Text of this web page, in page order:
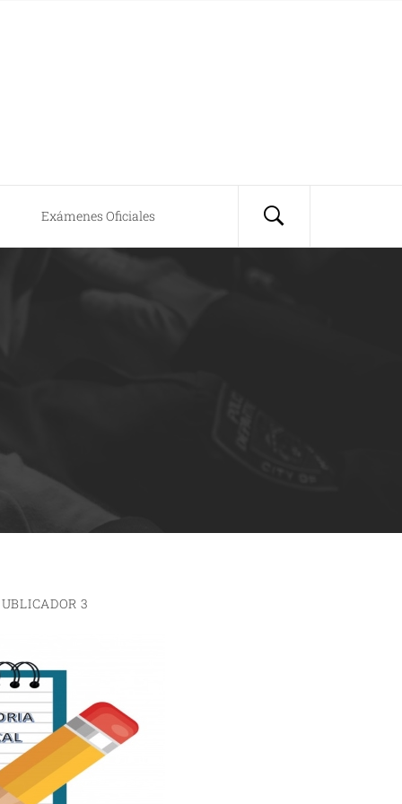
Exámenes Oficiales
3